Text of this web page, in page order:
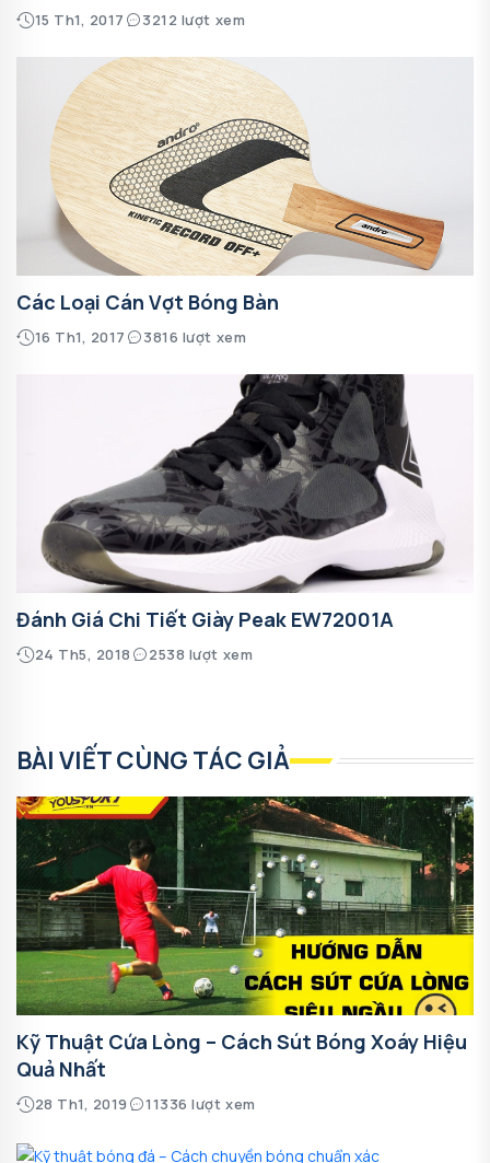
15 Th1, 2017 3212 lượt xem
Các Loại Cán Vợt Bóng Bàn
16 Th1, 2017 3816 lượt xem
Đánh Giá Chi Tiết Giày Peak EW72001A
24 Th5, 2018 2538 lượt xem
BÀI VIẾT CÙNG TÁC GIẢ
Kỹ Thuật Cứa Lòng – Cách Sút Bóng Xoáy Hiệu
Quả Nhất
28 Th1, 2019 11336 lượt xem